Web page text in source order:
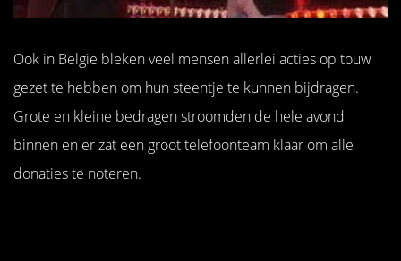
Ook in België bleken veel mensen allerlei acties op touw
gezet te hebben om hun steentje te kunnen bijdragen.
Grote en kleine bedragen stroomden de hele avond
binnen en er zat een groot telefoonteam klaar om alle
donaties te noteren.